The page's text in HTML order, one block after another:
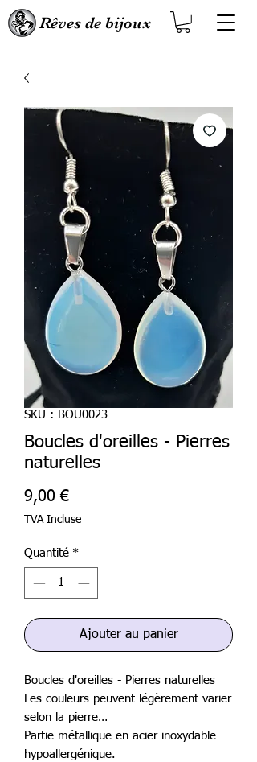
Rêves de bijoux
SKU : BOU0023
Boucles d'oreilles - Pierres
naturelles
9,00 €Prix
TVA Incluse
Quantité *
Ajouter au panier
Boucles d'oreilles - Pierres naturelles
Les couleurs peuvent légèrement varier
selon la pierre…
Partie métallique en acier inoxydable
hypoallergénique.